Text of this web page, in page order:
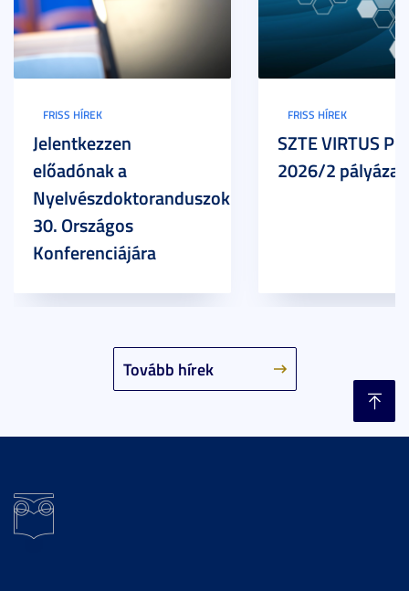
Tovább hírek
FRISS HÍREK
Jelentkezzen
előadónak a
Nyelvészdoktoranduszok
30. Országos
Konferenciájára
FRISS HÍREK
SZTE VIRTUS
2026/2